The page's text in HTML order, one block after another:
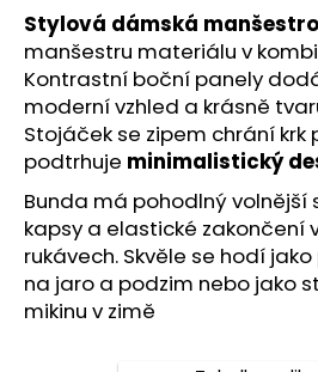
hvězdiček.
Stylová dámská
manšestru materiálu v
Kontrastní boční panely
moderní vzhled a krásně
Stojáček se zipem chrání
podtrhuje minimalistický
Bunda má pohodlný volnější
kapsy a elastické zakončení
rukávech. Skvěle se hodí
na jaro a podzim nebo jako
mikinu v zimě
HLEDAT
D
o
p
o
r